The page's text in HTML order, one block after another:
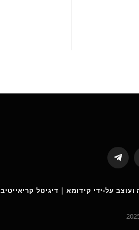
Telegram
על-ידי קידומא | דיגיטל קריאייטיב